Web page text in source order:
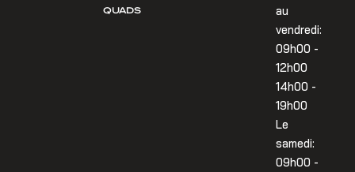
QUADS
au
vendredi:
09h00 -
12h00
14h00 -
19h00
Le
samedi:
09h00 -